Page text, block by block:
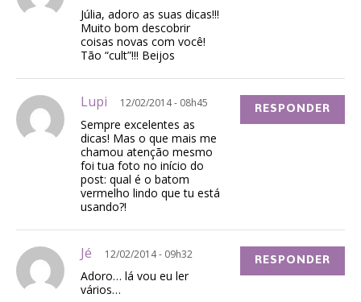
Júlia, adoro as suas dicas!!!
Muito bom descobrir
coisas novas com você!
Tão “cult”!!! Beijos
Lupi 12/02/2014 - 08h45
Sempre excelentes as
dicas! Mas o que mais me
chamou atenção mesmo
foi tua foto no início do
post: qual é o batom
vermelho lindo que tu está
usando?!
RESPONDER
Jé 12/02/2014 - 09h32
Adoro… lá vou eu ler
vários…
RESPONDER